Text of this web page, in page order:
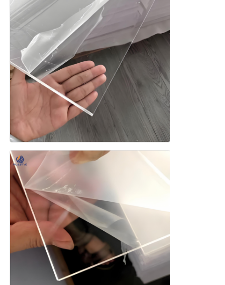
Εξωθημένο ακρυλικό φύλλο
Μαρμάρινο ακρυλικό φύλλο
Πίνακας ακρυλικού ουράνιου τόξου
ακρυλική στάση
Ακρυλικό πλαίσιο φωτογραφιών
Κούρεμα σε ακρυλικό φύλλο
Ακρυλικός κάτοχος σημαδιών